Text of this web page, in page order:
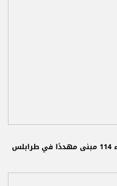
سلام بعد اجتماع السراي: إخلاء 114 مبنى مهددًا في طرابلس